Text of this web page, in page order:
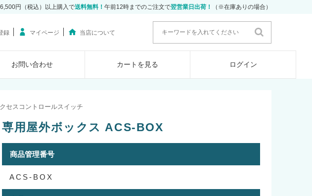
円（税込）以上購入で送料無料！ 午前12時までのご注文で翌営業日出荷！ （※在庫ありの場合）
録 マイページ 当店について
お問い合わせ カートを見る ログイン
セスコントロールスイッチ
専用屋外ボックス ACS-BOX
商品管理番号
ACS-BOX